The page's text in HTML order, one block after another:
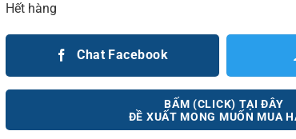
Hết hàng
Chat Facebook
BẤM (CLICK) TẠI ĐÂY
ĐỀ XUẤT MONG MUỐN MUA